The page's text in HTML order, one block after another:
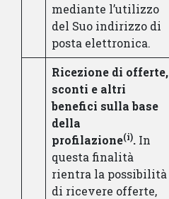
mediante l’utilizzo
del Suo indirizzo di
posta elettronica.
Ricezione di offerte,
sconti e altri
benefici sulla base
della
profilazione(i). In
questa finalità
rientra la possibilità
di ricevere offerte,